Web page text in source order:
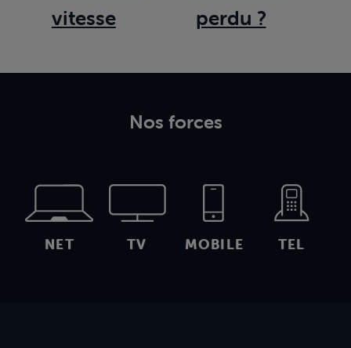
vitesse
perdu ?
Nos forces
NET TV MOBILE TEL